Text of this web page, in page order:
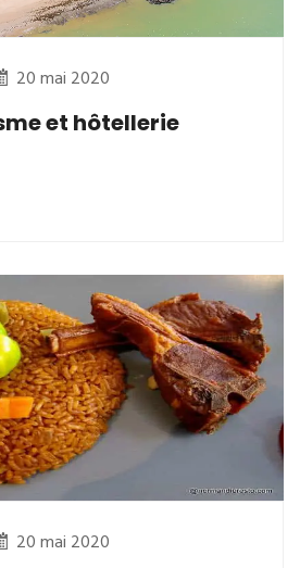
20 mai 2020
et hôtellerie
20 mai 2020